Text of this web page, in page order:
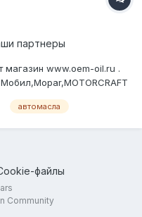
партнеры
магазин www.oem-oil.ru .
автомасла
файлы
Community